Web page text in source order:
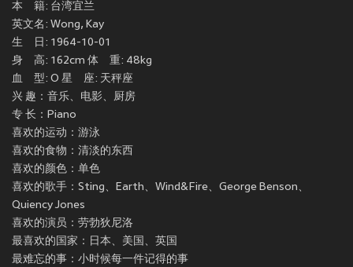
本 籍: 台湾宜兰
英文名: Wong, Kay
生 日: 1964-10-01
身 高: 162cm 体 重: 48kg
血 型: O 星 座: 天秤座
兴 趣：音乐、电影、厨房
专 长：Piano
喜欢的运动：游泳
喜欢的食物：清淡的东西
喜欢的颜色：单色
喜欢的歌手：Sting、Earth、Wind&Fire、George Benson、
Quiency Jones
喜欢的演员：劳勃狄尼洛
最喜欢的国家：日本、美国、英国
最难忘的事：小时候每一件记得的事